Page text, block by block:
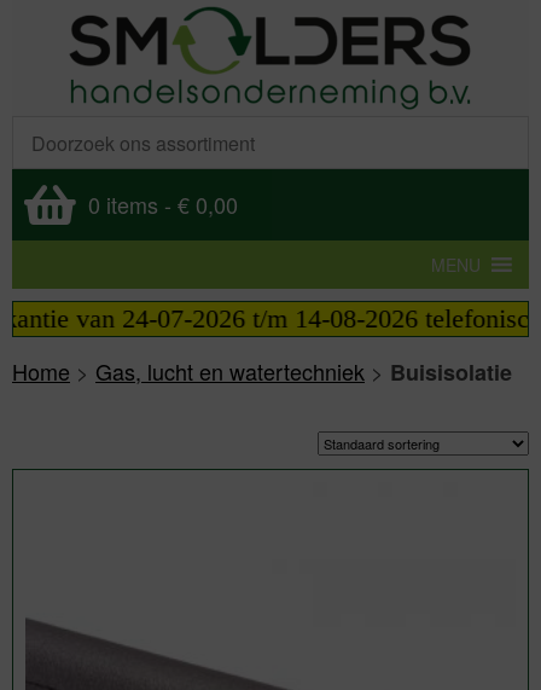
0 items - € 0,00
MENU
2026 t/m 14-08-2026 telefonisch bereikbaar
Home > Gas, lucht en watertechniek > Buisisolatie